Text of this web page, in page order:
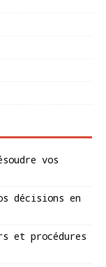
vos
décisions en
et procédures